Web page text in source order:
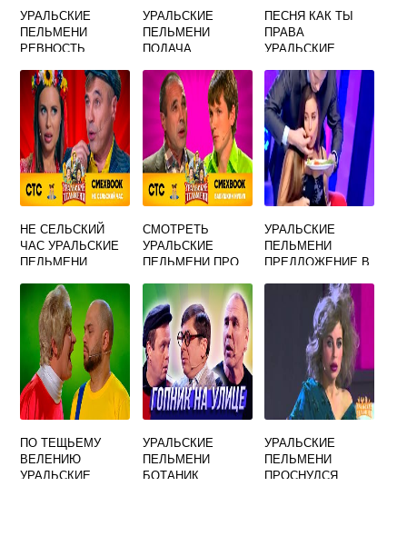
УРАЛЬСКИЕ
ПЕЛЬМЕНИ
РЕВНОСТЬ
УРАЛЬСКИЕ
ПЕЛЬМЕНИ
ПОДАЧА
ПЕСНЯ КАК ТЫ
ПРАВА
УРАЛЬСКИЕ
МАРТА
НЕ СЕЛЬСКИЙ
ЧАС УРАЛЬСКИЕ
ПЕЛЬМЕНИ
СМОТРЕТЬ
УРАЛЬСКИЕ
ПЕЛЬМЕНИ ПРО
УРАЛЬСКИЕ
ПЕЛЬМЕНИ
ПРЕДЛОЖЕНИЕ В
ПО ТЕЩЬЕМУ
ВЕЛЕНИЮ
УРАЛЬСКИЕ
УРАЛЬСКИЕ
ПЕЛЬМЕНИ
БОТАНИК
УРАЛЬСКИЕ
ПЕЛЬМЕНИ
ПРОСНУЛСЯ